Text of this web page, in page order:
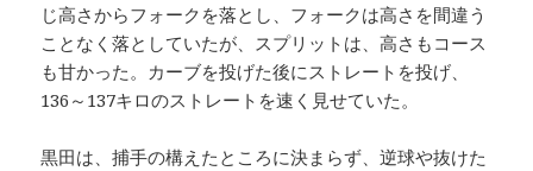
じ高さからフォークを落とし、フォークは高さを間違う
ことなく落としていたが、スプリットは、高さもコース
も甘かった。カーブを投げた後にストレートを投げ、
136～137キロのストレートを速く見せていた。
黒田は、捕手の構えたところに決まらず、逆球や抜けた